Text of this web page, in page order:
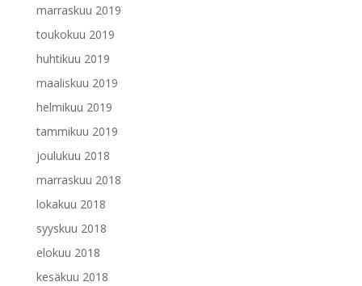
marraskuu 2019
toukokuu 2019
huhtikuu 2019
maaliskuu 2019
helmikuu 2019
tammikuu 2019
joulukuu 2018
marraskuu 2018
lokakuu 2018
syyskuu 2018
elokuu 2018
kesäkuu 2018